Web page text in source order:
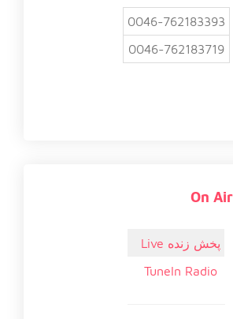
0046-762183393
0046-762183719
پخش زنده Live
TuneIn Radio